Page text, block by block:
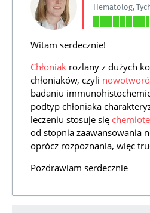
Hematolog,
Witam serdecznie!
Chłoniak rozlany z dużych
chłoniaków, czyli
badaniu
podtyp chłoniaka
leczeniu stosuje się
od stopnia zaawansowania
oprócz rozpoznania, więc
Pozdrawiam serdecznie